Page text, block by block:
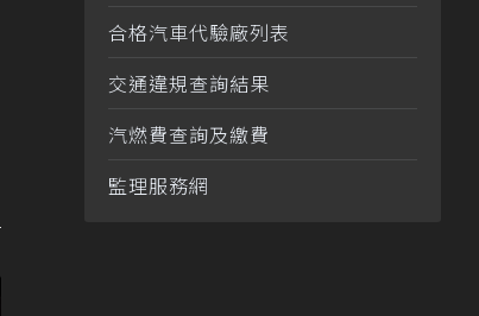
合格汽車代驗廠列表
交通違規查詢結果
汽燃費查詢及繳費
監理服務網